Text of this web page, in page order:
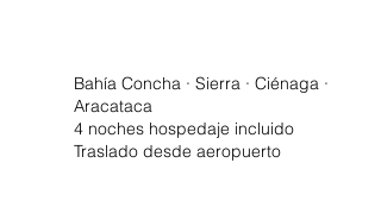
Bahía Concha · Sierra · Ciénaga ·
Aracataca
4 noches hospedaje incluido
Traslado desde aeropuerto